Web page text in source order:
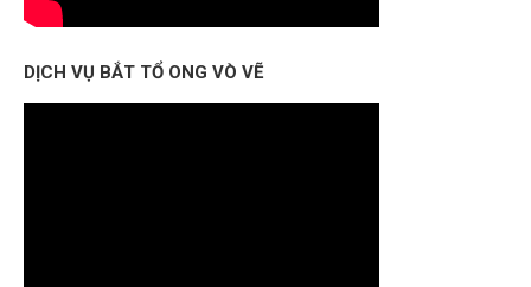
DỊCH VỤ BẮT TỔ ONG VÒ VẼ